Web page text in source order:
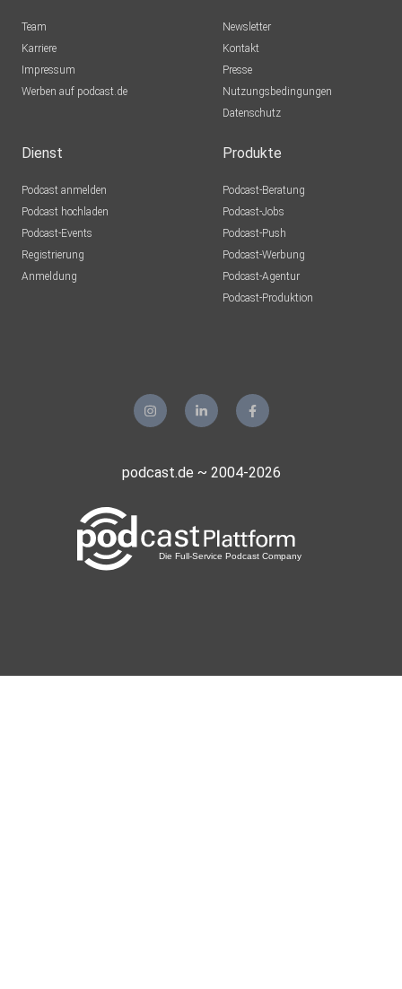
Team
Karriere
Impressum
Werben auf podcast.de
Newsletter
Kontakt
Presse
Nutzungsbedingungen
Datenschutz
Dienst
Podcast anmelden
Podcast hochladen
Podcast-Events
Registrierung
Anmeldung
Produkte
Podcast-Beratung
Podcast-Jobs
Podcast-Push
Podcast-Werbung
Podcast-Agentur
Podcast-Produktion
podcast.de ~ 2004-2026